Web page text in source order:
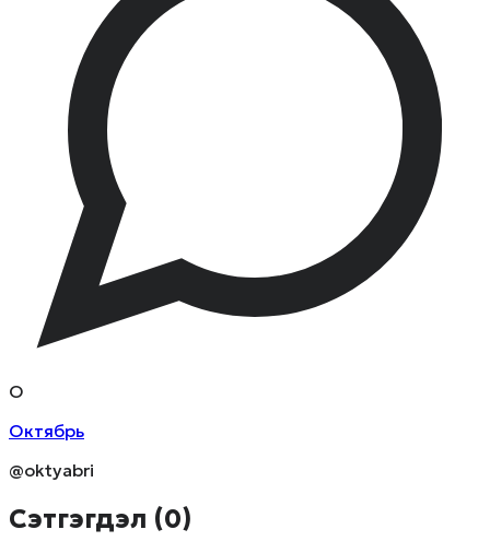
О
Октябрь
@oktyabri
Сэтгэгдэл (0)